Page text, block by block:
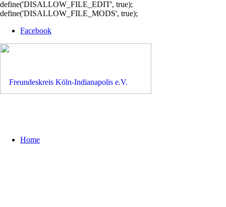
define('DISALLOW_FILE_EDIT', true);
define('DISALLOW_FILE_MODS', true);
Facebook
Home